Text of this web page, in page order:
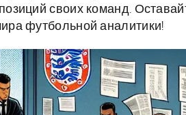
своих команд.
футбольной аналитики!